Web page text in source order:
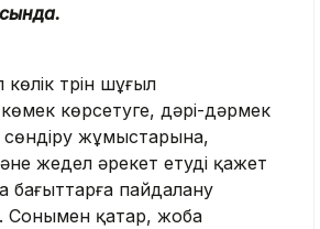
түрін шұғыл
көрсетуге, дәрі-дәрмек
сөндіру жұмыстарына,
жедел әрекет етуді қажет
бағыттарға пайдалану
Сонымен қатар, жоба